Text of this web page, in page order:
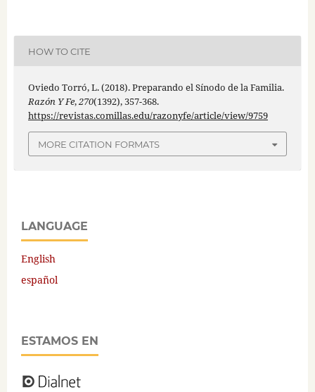
HOW TO CITE
Oviedo Torró, L. (2018). Preparando el Sínodo de la Familia.
Razón Y Fe,270(1392), 357-368.
https://revistas.comillas.edu/razonyfe/article/view/9759
MORE CITATION FORMATS
LANGUAGE
English
español
ESTAMOS EN